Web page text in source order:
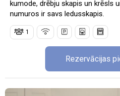
kumode, drēbju skapis un krēsls
numuros ir savs ledusskapis.
1
Rezervācijas